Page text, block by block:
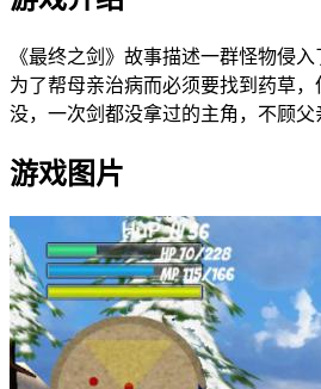
《最终之剑》故事描述一群怪物侵
为了帮母亲治病而必须要找到药草
没，一次剑都没拿过的主角，不顾父
游戏图片